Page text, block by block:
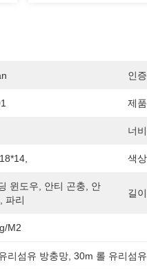
인증
제
너
색
윈도우, 안티 곤충, 안
파리
길
m2
리섬유 방충망 , 30m 롤 유리섬